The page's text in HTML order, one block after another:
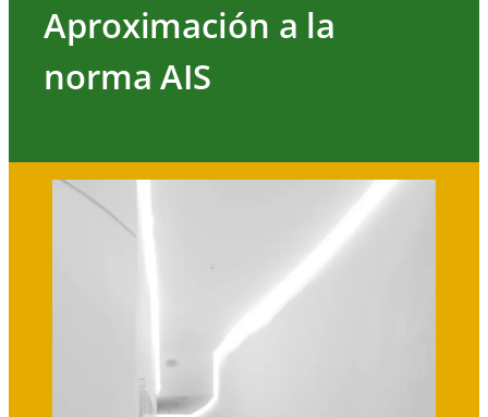
Aproximación a la
norma AIS